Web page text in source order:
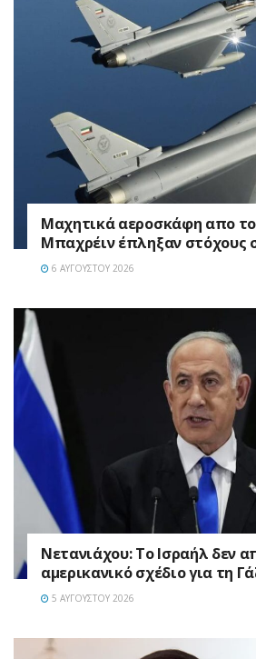
Mαχητικά αεροσκάφη απο
Μπαχρέιν έπληξαν στόχους
6 ΑΥΓΟΎΣΤΟΥ 2026
Νετανιάχου: Το Ισραήλ δεν
αμερικανικό σχέδιο για τη
5 ΑΥΓΟΎΣΤΟΥ 2026